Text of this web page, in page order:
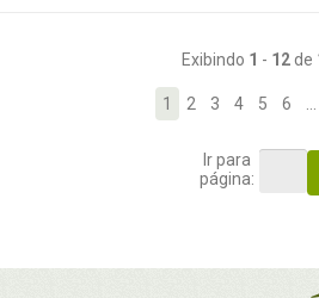
Exibindo 1 - 12de
1 2 3 4 5 6
Ir para
página: